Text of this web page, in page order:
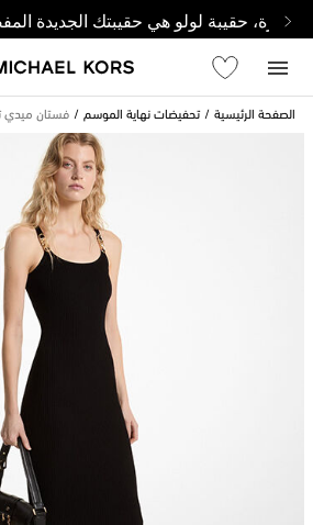
وصغيرة، حقيبة لولو هي حقيبتك الجديدة
الصفحة الرئيسية تحفيضات نهاية الموسم فستان ميدي